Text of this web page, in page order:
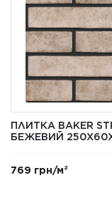
ПЛИТКА BAKER
БЕЖЕВИЙ
769 грн/м²